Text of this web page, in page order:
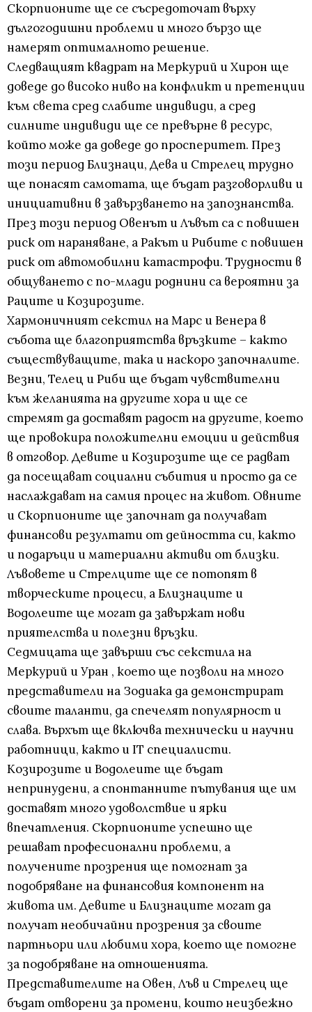
Скорпионите ще се съсредоточат върху
дългогодишни проблеми и много бързо ще
намерят оптималното решение.
Следващият квадрат на Меркурий и Хирон ще
доведе до високо ниво на конфликт и претенции
към света сред слабите индивиди, а сред
силните индивиди ще се превърне в ресурс,
който може да доведе до просперитет. През
този период Близнаци, Дева и Стрелец трудно
ще понасят самотата, ще бъдат разговорливи и
инициативни в завързването на запознанства.
През този период Овенът и Лъвът са с повишен
риск от нараняване, а Ракът и Рибите с повишен
риск от автомобилни катастрофи. Трудности в
общуването с по-млади роднини са вероятни за
Раците и Козирозите.
Хармоничният секстил на Марс и Венера в
събота ще благоприятства връзките – както
съществуващите, така и наскоро започналите.
Везни, Телец и Риби ще бъдат чувствителни
към желанията на другите хора и ще се
стремят да доставят радост на другите, което
ще провокира положителни емоции и действия
в отговор. Девите и Козирозите ще се радват
да посещават социални събития и просто да се
наслаждават на самия процес на живот. Овните
и Скорпионите ще започнат да получават
финансови резултати от дейността си, както
и подаръци и материални активи от близки.
Лъвовете и Стрелците ще се потопят в
творческите процеси, а Близнаците и
Водолеите ще могат да завържат нови
приятелства и полезни връзки.
Седмицата ще завърши със секстила на
Меркурий и Уран , което ще позволи на много
представители на Зодиака да демонстрират
своите таланти, да спечелят популярност и
слава. Върхът ще включва технически и научни
работници, както и IT специалисти.
Козирозите и Водолеите ще бъдат
непринудени, а спонтанните пътувания ще им
доставят много удоволствие и ярки
впечатления. Скорпионите успешно ще
решават професионални проблеми, а
получените прозрения ще помогнат за
подобряване на финансовия компонент на
живота им. Девите и Близнаците могат да
получат необичайни прозрения за своите
партньори или любими хора, което ще помогне
за подобряване на отношенията.
Представителите на Овен, Лъв и Стрелец ще
бъдат отворени за промени, които неизбежно